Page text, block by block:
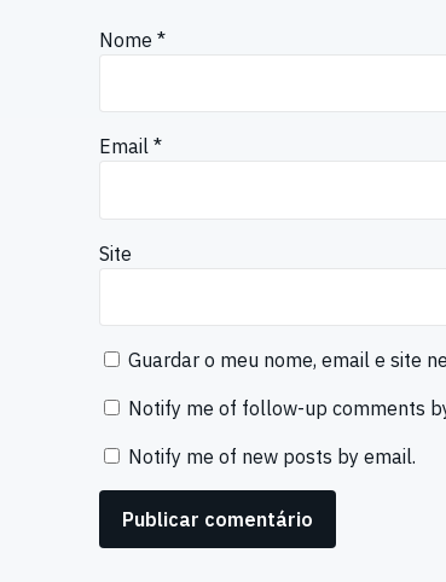
Nome *
Email *
Site
Guardar o meu nome, email e site
Notify me of follow-up comments
Notify me of new posts by email.